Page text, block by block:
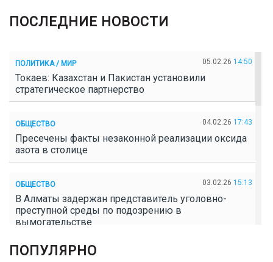
ПОСЛЕДНИЕ НОВОСТИ
ПОЛИТИКА / МИР 05.02.26 14:50
Токаев: Казахстан и Пакистан установили
стратегическое партнерство
ОБЩЕСТВО 04.02.26 17:43
Пресечены факты незаконной реализации оксида
азота в столице
ОБЩЕСТВО 03.02.26 15:13
В Алматы задержан представитель уголовно-
преступной среды по подозрению в
вымогательстве
ОБЩЕСТВО
ПОПУЛЯРНО